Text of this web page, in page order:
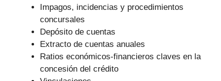
Impagos, incidencias y procedimientos
concursales
Depósito de cuentas
Extracto de cuentas anuales
Ratios económicos-financieros claves en la
concesión del crédito